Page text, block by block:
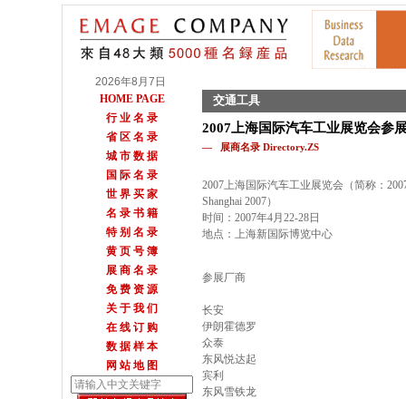
2026年8月7日
HOME PAGE
行 业 名 录
省 区 名 录
城 市 数 据
国 际 名 录
世 界 买 家
名 录 书 籍
特 别 名 录
黄 页 号 簿
展 商 名 录
免 费 资 源
关 于 我 们
在 线 订 购
数 据 样 本
网 站 地 图
交通工具
2007上海国际汽车工业展览会参
— 展商名录 Directory.ZS
2007上海国际汽车工业展览会（简称：
Shanghai 2007）
时间：2007年4月22-28日
地点：上海新国际博览中心
参展厂商
长安
伊朗霍德罗
众泰
东风悦达起
宾利
东风雪铁龙